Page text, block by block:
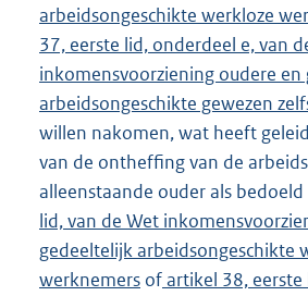
arbeidsongeschikte werkloze
37, eerste lid, onderdeel e, van
inkomensvoorziening oudere
arbeidsongeschikte gewezen
willen nakomen, wat heeft
van de ontheffing van de
alleenstaande ouder als bedoeld
lid, van de Wet
gedeeltelijk arbeidsongeschikte
werknemers ofartikel 38, eerste